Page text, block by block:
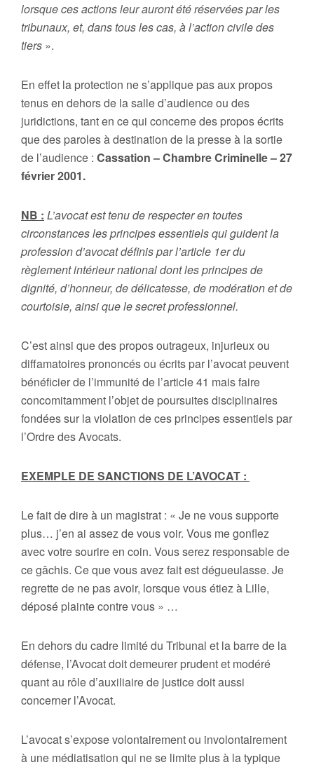
lorsque ces actions leur auront été réservées par les
tribunaux, et, dans tous les cas, à l’action civile des
tiers ».
En effet la protection ne s’applique pas aux propos
tenus en dehors de la salle d’audience ou des
juridictions, tant en ce qui concerne des propos écrits
que des paroles à destination de la presse à la sortie
de l’audience : Cassation – Chambre Criminelle – 27
février 2001.
NB : L’avocat est tenu de respecter en toutes
circonstances les principes essentiels qui guident la
profession d’avocat définis par l’article 1er du
règlement intérieur national dont les principes de
dignité, d’honneur, de délicatesse, de modération et de
courtoisie, ainsi que le secret professionnel.
C’est ainsi que des propos outrageux, injurieux ou
diffamatoires prononcés ou écrits par l’avocat peuvent
bénéficier de l’immunité de l’article 41 mais faire
concomitamment l’objet de poursuites disciplinaires
fondées sur la violation de ces principes essentiels par
l’Ordre des Avocats.
EXEMPLE DE SANCTIONS DE L’AVOCAT :
Le fait de dire à un magistrat : « Je ne vous supporte
plus… j’en ai assez de vous voir. Vous me gonflez
avec votre sourire en coin. Vous serez responsable de
ce gâchis. Ce que vous avez fait est dégueulasse. Je
regrette de ne pas avoir, lorsque vous étiez à Lille,
déposé plainte contre vous » …
En dehors du cadre limité du Tribunal et la barre de la
défense, l’Avocat doit demeurer prudent et modéré
quant au rôle d’auxiliaire de justice doit aussi
concerner l’Avocat.
L’avocat s’expose volontairement ou involontairement
à une médiatisation qui ne se limite plus à la typique